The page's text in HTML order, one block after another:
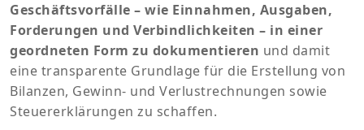
Geschäftsvorfälle – wie Einnahmen, Ausgaben,
Forderungen und Verbindlichkeiten – in einer
geordneten Form zu dokumentieren und damit
eine transparente Grundlage für die Erstellung von
Bilanzen, Gewinn- und Verlustrechnungen sowie
Steuererklärungen zu schaffen.